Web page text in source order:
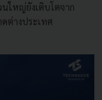
ใหญ่ยังเติบโตจาก
ต่างประเทศ